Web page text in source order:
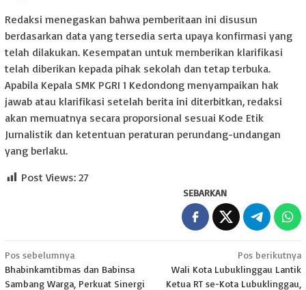
Redaksi menegaskan bahwa pemberitaan ini disusun
berdasarkan data yang tersedia serta upaya konfirmasi yang
telah dilakukan. Kesempatan untuk memberikan klarifikasi
telah diberikan kepada pihak sekolah dan tetap terbuka.
Apabila Kepala SMK PGRI 1 Kedondong menyampaikan hak
jawab atau klarifikasi setelah berita ini diterbitkan, redaksi
akan memuatnya secara proporsional sesuai Kode Etik
Jurnalistik dan ketentuan peraturan perundang-undangan
yang berlaku.
Post Views: 27
SEBARKAN
Navigasi
pos
Pos sebelumnya
Bhabinkamtibmas dan Babinsa
Sambang Warga, Perkuat Sinergi
Pos berikutnya
Wali Kota Lubuklinggau Lantik
Ketua RT se-Kota Lubuklinggau,